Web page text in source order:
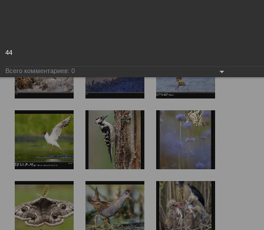
44
Всего комментариев: 0